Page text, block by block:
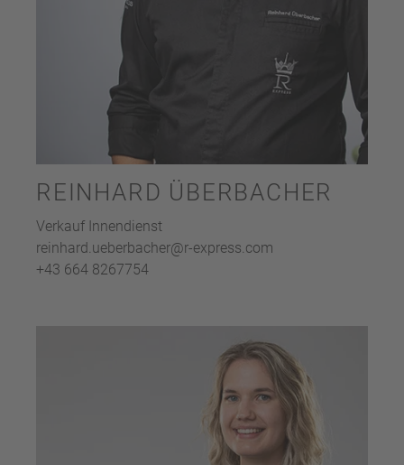
REINHARD ÜBERBACHER
Verkauf Innendienst
reinhard.ueberbacher@r-express.com
+43 664 8267754